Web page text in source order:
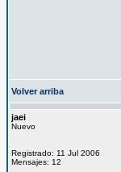
Volver arriba
jaei
Nuevo
Registrado: 11 Jul 2006
Mensajes: 12